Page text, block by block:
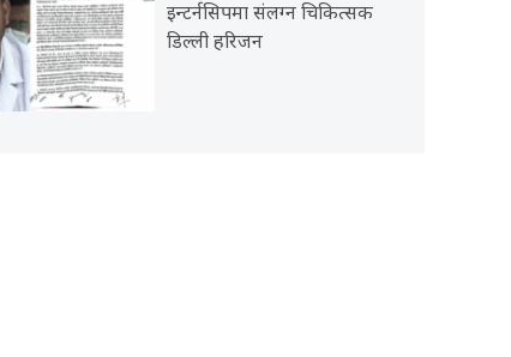
इन्टर्नसिपमा संलग्न चिकित्सक
डिल्ली हरिजन